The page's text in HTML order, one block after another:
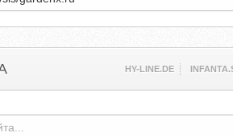
HY-LINE.DE